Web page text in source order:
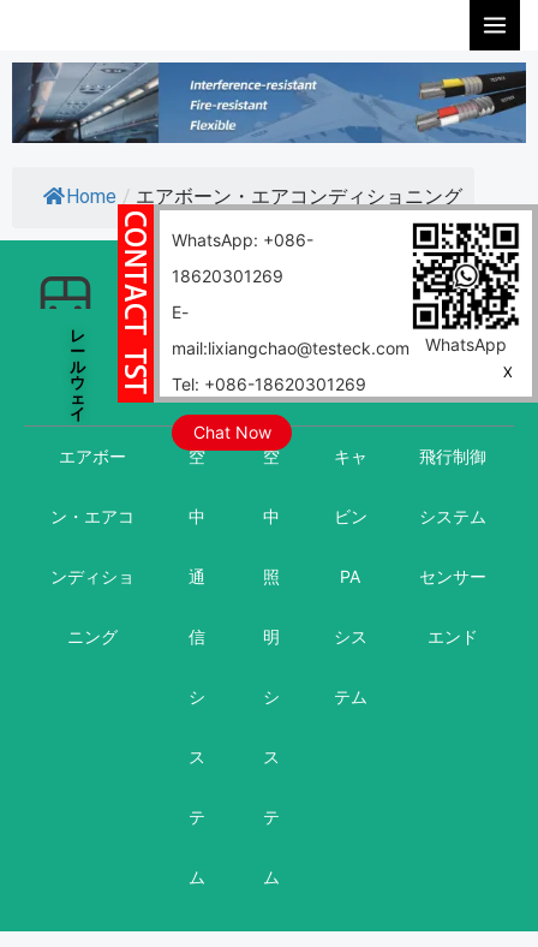
WhatsApp: +086-
18620301269
E-
mail:lixiangchao@testeck.com
Tel: +086-18620301269
Chat Now
WhatsApp
X
キ
Home / エアボーン・エアコンディショニング
レ
ー
ル
ウ
ェ
イ
油・
空
力
マ
リ
エアボー
ン・エアコ
ンディショ
ニング
空
中
通
信
シ
ス
テ
ム
空
中
照
明
シ
ス
テ
ム
キャ
ビン
PA
シス
テム
飛行制御
システム
センサー
エンド